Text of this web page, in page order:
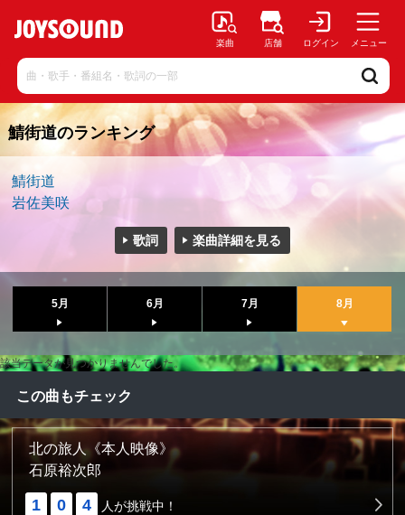
楽曲 店舗 ログイン メニュー
鯖街道のランキング
鯖街道
岩佐美咲
歌詞 楽曲詳細を見る
5月 6月 7月 8月
該当データが見つかりませんでした。
この曲もチェック
北の旅人《本人映像》
石原裕次郎
1 0 4 人が挑戦中！